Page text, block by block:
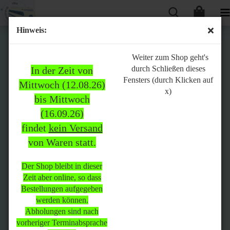
Hinweis:
In der Zeit von
Mittwoch (12.08.26)
bis Mittwoch
(16.09.26)
findet kein Versand
von Waren statt.
Der Shop bleibt in dieser
Zeit aber online, so dass
Bestellungen aufgegeben
werden können.
Abholungen sind nach
vorheriger Terminabsprache
Weiter zum Shop geht's
durch Schließen dieses
Fensters (durch Klicken auf
x)
Bitte
beachten:
In der Zeit von Mittwoch
(12.08.26) bis Mittwoch
(16.09.26)
statt.
Der Shop bleibt in dieser Zeit
aber online, so dass
Bestellungen aufgegeben
werden können.